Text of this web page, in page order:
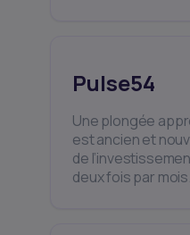
Pulse54
Une plongée
est ancien et
de
deux fois par mois.